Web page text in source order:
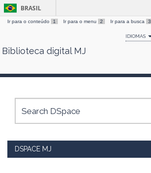
Skip
BRASIL
Ir para o conteúdo 1 Ir para o menu 2 Ir para a busca 3
IDIOMAS
Biblioteca digital MJ
DSPACE MJ